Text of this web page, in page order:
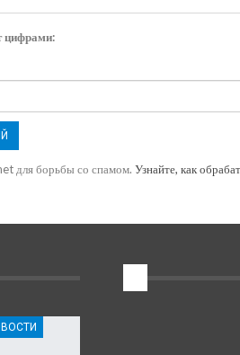
цифрами:
для борьбы со спамом. Узнайте, как